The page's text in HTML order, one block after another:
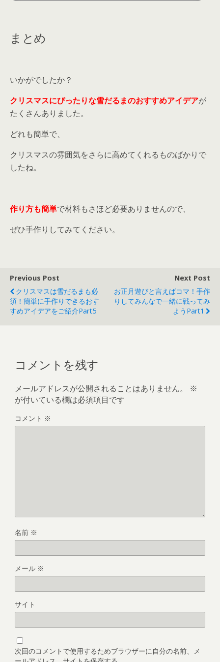
まとめ
いかがでしたか？
クリスマスにぴったりな雪だるまのおすすめアイデアが
たくさんありました。
どれも簡単で、
クリスマスの雰囲気をさらに高めてくれるものばかりで
したね。
作り方も簡単で材料もさほど必要ありませんので、
ぜひ手作りしてみてください。
Previous Post
クリスマスは雪だるまも必
須！簡単に手作りできるおす
すめアイデアをご紹介part5
Next Post
お正月遊びと言えばコマ！手作
りしてみんなで一緒に戦ってみ
ようpart1
コメントを残す
メールアドレスが公開されることはありません。
※
が付いている欄は必須項目です
コメント ※
名前 ※
メール ※
サイト
次回のコメントで使用するためブラウザーに自分の名前、メ